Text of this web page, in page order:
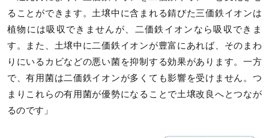
ることができます。土壌中に含まれる錆びた三価鉄イオンは
植物には吸収できませんが、二価鉄イオンなら吸収できま
す。また、土壌中に二価鉄イオンが豊富にあれば、そのまわ
りにいるカビなどの悪い菌を抑制する効果があります。一方
で、有用菌は二価鉄イオンが多くても影響を受けません。つ
まりこれらの有用菌が優勢になることで土壌改良へとつなが
るのです」